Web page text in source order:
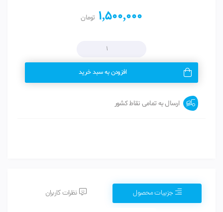
1,500,000 تومان
افزودن به سبد خرید
ارسال به تمامی نقاط کشور
جزییات محصول نظرات کاربران